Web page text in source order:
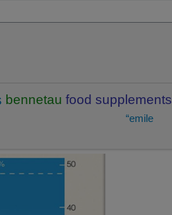
bennetau food supplements
“emile